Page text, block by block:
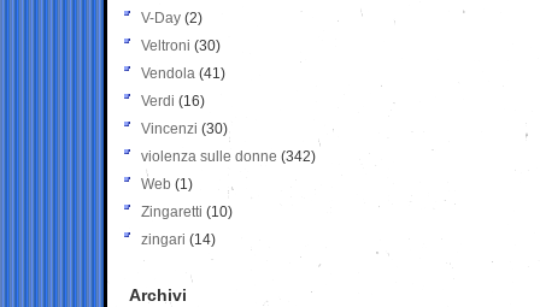
V-Day (2)
Veltroni (30)
Vendola (41)
Verdi (16)
Vincenzi (30)
violenza sulle donne (342)
Web (1)
Zingaretti (10)
zingari (14)
Archivi